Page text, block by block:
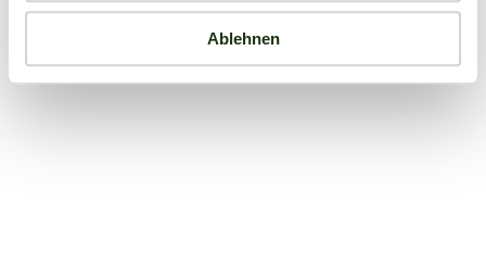
Ablehnen